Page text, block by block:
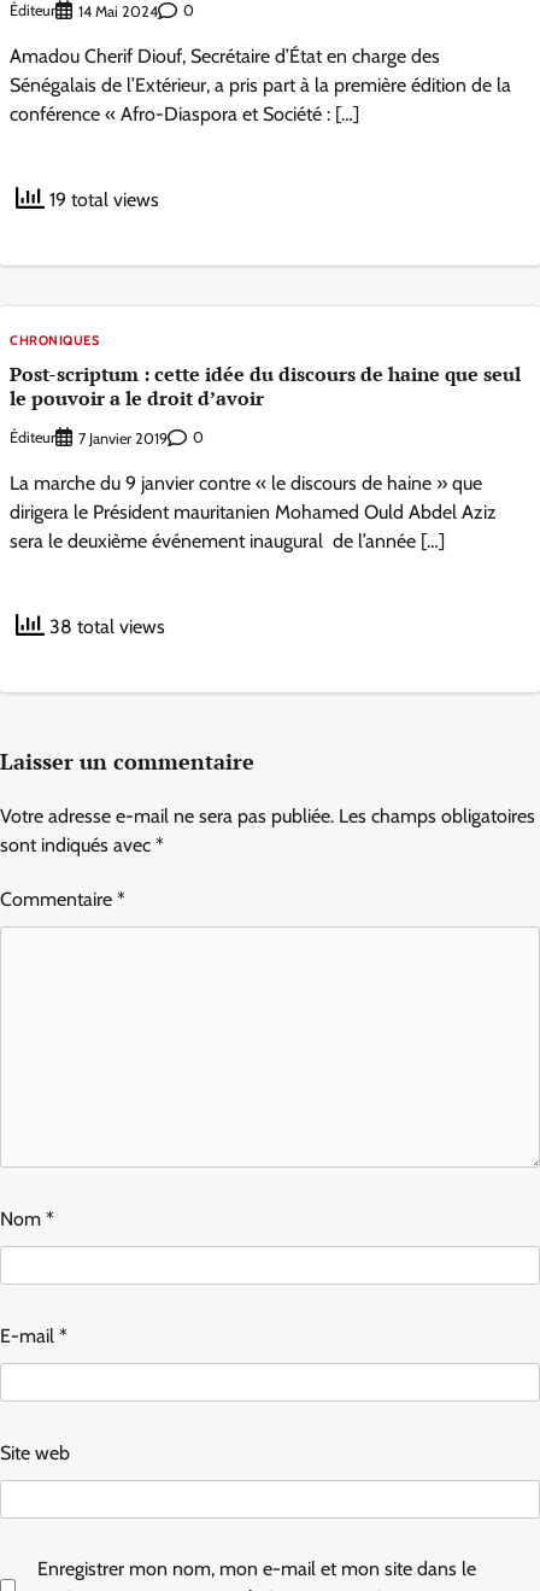
Éditeur 14 Mai 2024 0
Amadou Cherif Diouf, Secrétaire d’État en charge des
Sénégalais de l’Extérieur, a pris part à la première édition de la
conférence « Afro-Diaspora et Société : […]
19 total views
CHRONIQUES
Post-scriptum : cette idée du discours de haine que seul
le pouvoir a le droit d’avoir
Éditeur 7 Janvier 2019 0
La marche du 9 janvier contre « le discours de haine » que
dirigera le Président mauritanien Mohamed Ould Abdel Aziz
sera le deuxième événement inaugural de l’année […]
38 total views
Laisser un commentaire
Votre adresse e-mail ne sera pas publiée. Les champs obligatoires
sont indiqués avec *
Commentaire *
Nom *
E-mail *
Site web
Enregistrer mon nom, mon e-mail et mon site dans le